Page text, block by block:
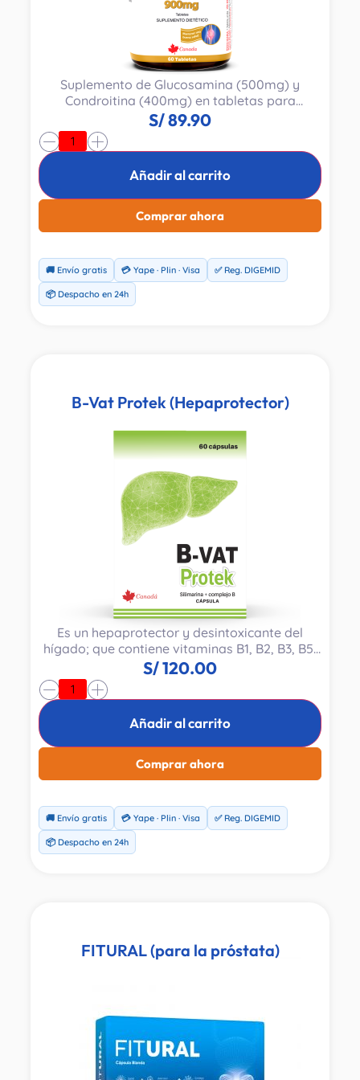
Suplemento de Glucosamina (500mg) y
Condroitina (400mg) en tabletas para
articulaciones. Fabricado en Canada por Prime
Health. Frasco con 60 tabletas.
S/89.90
-
Añadir al carrito
Comprar ahora
🚚 Envío gratis 💳 Yape · Plin · Visa ✅ Reg. DIGEMID
📦 Despacho en 24h
B-Vat Protek (Hepaprotector)
Es un hepaprotector y desintoxicante del
hígado; que contiene vitaminas B1, B2, B3, B5,
B6 y Silimarina.
S/120.00
-
Añadir al carrito
Comprar ahora
🚚 Envío gratis 💳 Yape · Plin · Visa ✅ Reg. DIGEMID
📦 Despacho en 24h
FITURAL (para la próstata)